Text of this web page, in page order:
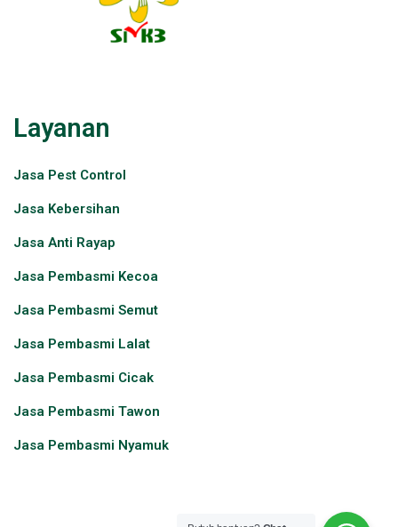
Layanan
Jasa Pest Control​
Jasa Kebersihan
Jasa Anti Rayap
Jasa Pembasmi Kecoa
Jasa Pembasmi Semut
Jasa Pembasmi Lalat
Jasa Pembasmi Cicak
Jasa Pembasmi Tawon
Jasa Pembasmi Nyamuk